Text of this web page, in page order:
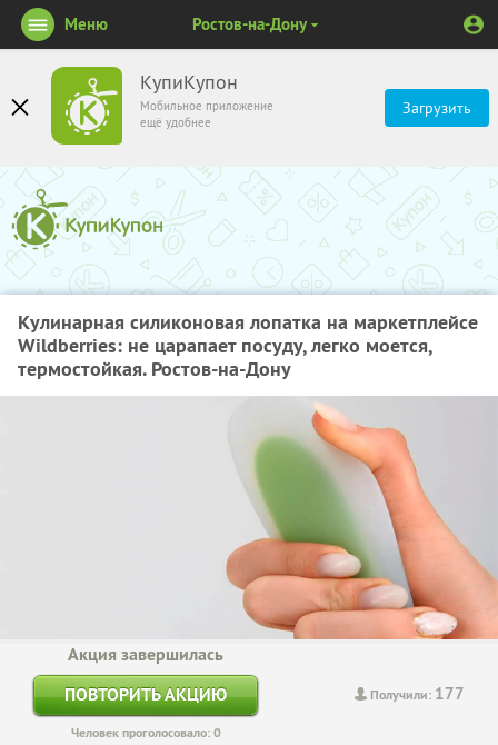
КупиКупон
Мобильное приложение
ещё удобнее
Загрузить
Меню Ростов-на-Дону
Кулинарная силиконовая лопатка на маркетплейсе
Wildberries: не царапает посуду, легко моется,
термостойкая. Ростов-на-Дону
Получили: 177
Акция завершилась
ПОВТОРИТЬ АКЦИЮ
Человек проголосовало: 0